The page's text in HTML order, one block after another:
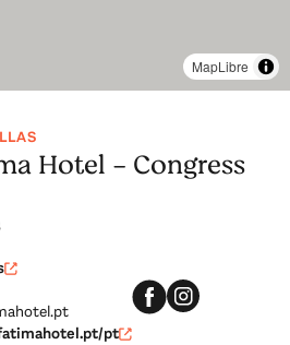
Hotel - Congress
pt
MapLibre